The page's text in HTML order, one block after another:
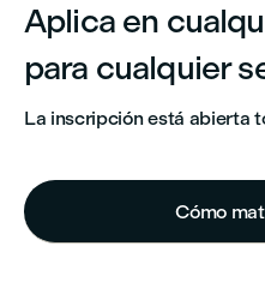
Aplica en
para cualquier
La inscripción está abierta
Cómo